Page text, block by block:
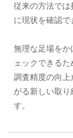
従来の方法で
に現状を確認で
無理な足場を
ェックできるた
調査精度の向
がる新しい取
す。